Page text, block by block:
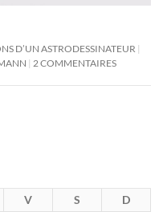
D’UN ASTRODESSINATEUR
2 COMMENTAIRES
V S
D